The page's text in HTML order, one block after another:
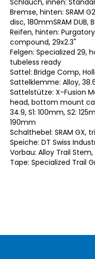
Bremse, hinten: SRAM
disc, 180mmSRAM DUB,
Reifen, hinten:
compound, 29x2.3"
Felgen: Specialized 29,
tubeless ready
Sattel: Bridge Comp,
Sattelklemme: Alloy,
Sattelstütze: X-Fusion
head, bottom mount
34.9, S1: 100mm, S2:
190mm
Schalthebel: SRAM GX,
Speiche: DT Swiss
Vorbau: Alloy Trail
Tape: Specialized Trail